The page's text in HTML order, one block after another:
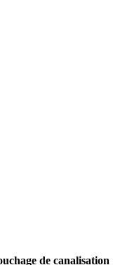
de canalisation